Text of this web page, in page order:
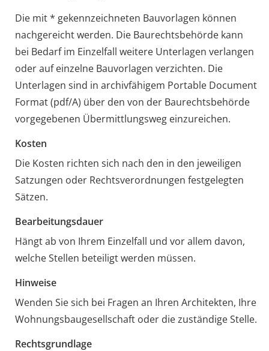
Die mit * gekennzeichneten Bauvorlagen können
nachgereicht werden. Die Baurechtsbehörde kann
bei Bedarf im Einzelfall weitere Unterlagen verlangen
oder auf einzelne Bauvorlagen verzichten. Die
Unterlagen sind in archivfähigem Portable Document
Format (pdf/A) über den von der Baurechtsbehörde
vorgegebenen Übermittlungsweg einzureichen.
Kosten
Die Kosten richten sich nach den in den jeweiligen
Satzungen oder Rechtsverordnungen festgelegten
Sätzen.
Bearbeitungsdauer
Hängt ab von Ihrem Einzelfall und vor allem davon,
welche Stellen beteiligt werden müssen.
Hinweise
Wenden Sie sich bei Fragen an Ihren Architekten, Ihre
Wohnungsbaugesellschaft oder die zuständige Stelle.
Rechtsgrundlage